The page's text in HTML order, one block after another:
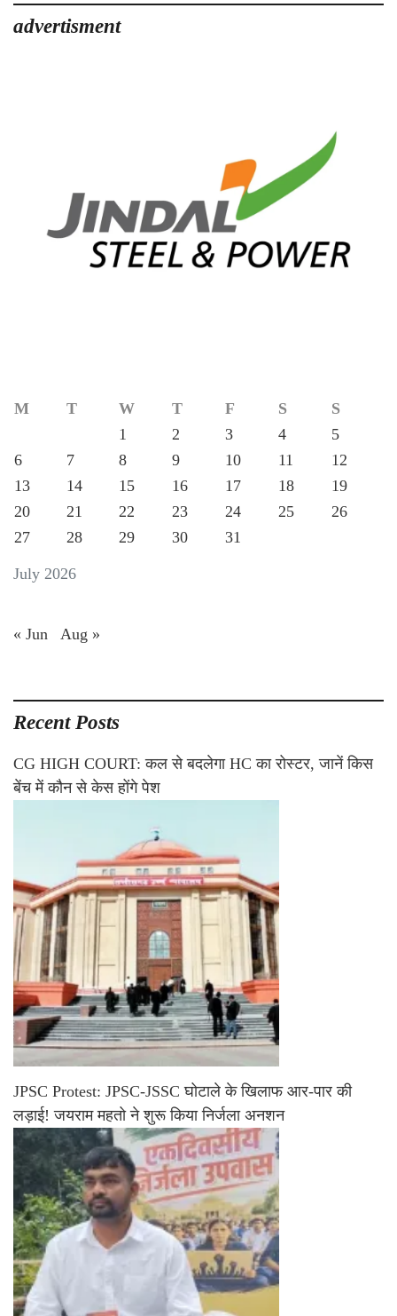
advertisment
July 2026
M T W T F S
S
1
2 3 4
5
6
7 8 9 10 11
12
13
14 15 16 17 18
19
20
21 22 23 24 25
26
27
28 29 30 31
« Jun Aug »
Recent Posts
CG HIGH COURT: कल से बदलेगा HC का रोस्टर, जानें किस
बेंच में कौन से केस होंगे पेश
JPSC Protest: JPSC-JSSC घोटाले के खिलाफ आर-पार की
लड़ाई! जयराम महतो ने शुरू किया निर्जला अनशन